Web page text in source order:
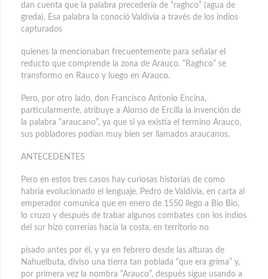
dan cuenta que la palabra precedería de “raghco” (agua de
greda). Esa palabra la conoció Valdivia a través de los indios
capturados
quienes la mencionaban frecuentemente para señalar el
reducto que comprende la zona de Arauco. “Raghco” se
transformo en Rauco y luego en Arauco.
Pero, por otro lado, don Francisco Antonio Encina,
particularmente, atribuye a Alonso de Ercilla la invención de
la palabra “araucano”, ya que si ya existía el termino Arauco,
sus pobladores podían muy bien ser llamados araucanos.
ANTECEDENTES
Pero en estos tres casos hay curiosas historias de como
habría evolucionado el lenguaje. Pedro de Valdivia, en carta al
emperador comunica que en enero de 1550 llego a Bio Bio,
lo cruzo y después de trabar algunos combates con los indios
del sur hizo correrías hacia la costa, en territorio no
pisado antes por él, y ya en febrero desde las alturas de
Nahuelbuta, diviso una tierra tan poblada “que era grima” y,
por primera vez la nombra “Arauco”, después sigue usando a